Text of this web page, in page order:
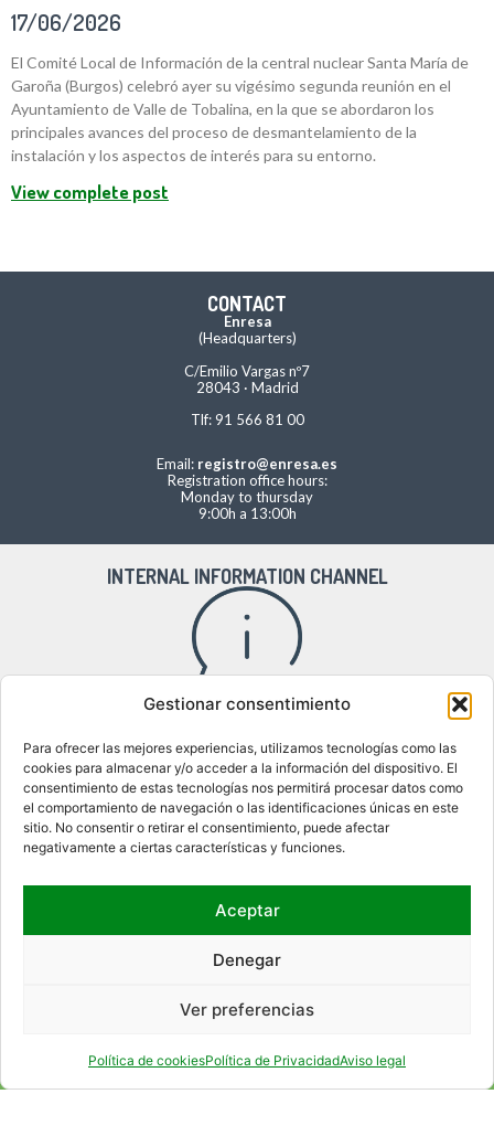
Gestionar consentimiento
Para ofrecer las mejores experiencias, utilizamos tecnologías como las
cookies para almacenar y/o acceder a la información del dispositivo. El
consentimiento de estas tecnologías nos permitirá procesar datos como
el comportamiento de navegación o las identificaciones únicas en este
sitio. No consentir o retirar el consentimiento, puede afectar
negativamente a ciertas características y funciones.
Aceptar
Denegar
Ver preferencias
Política de cookiesPolítica de PrivacidadAviso legal
17/06/2026
El Comité Local de Información de la central nuclear Santa María de
Garoña (Burgos) celebró ayer su vigésimo segunda reunión en el
Ayuntamiento de Valle de Tobalina, en la que se abordaron los
principales avances del proceso de desmantelamiento de la
instalación y los aspectos de interés para su entorno.
View complete post
CONTACT
Enresa
(Headquarters)
C/Emilio Vargas nº7
28043 · Madrid
Tlf: 91 566 81 00
Email: registro@enresa.es
Registration office hours:
Monday to thursday
9:00h a 13:00h
INTERNAL INFORMATION CHANNEL
Access to the internal information channel
WHERE WE ARE